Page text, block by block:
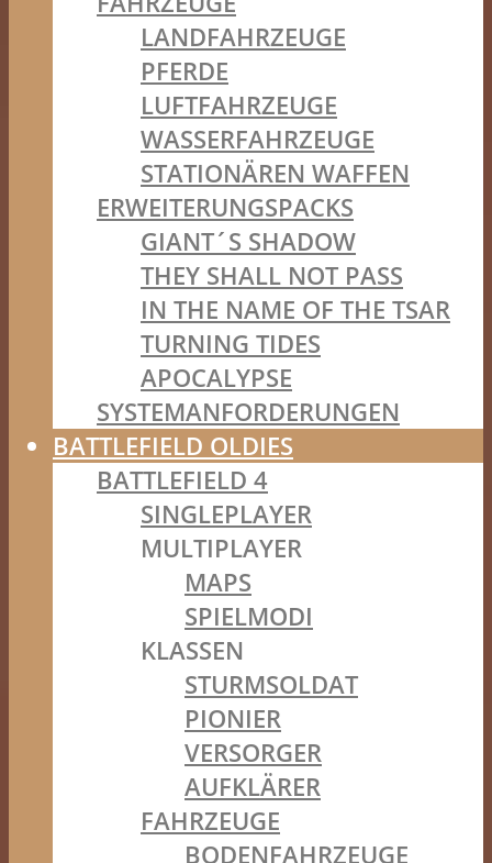
LANDFAHRZEUGE
PFERDE
LUFTFAHRZEUGE
WASSERFAHRZEUGE
STATIONÄREN WAFFEN
ERWEITERUNGSPACKS
GIANT´S SHADOW
THEY SHALL NOT PASS
IN THE NAME OF THE TSAR
TURNING TIDES
APOCALYPSE
SYSTEMANFORDERUNGEN
BATTLEFIELD OLDIES
BATTLEFIELD 4
SINGLEPLAYER
MULTIPLAYER
MAPS
SPIELMODI
KLASSEN
STURMSOLDAT
PIONIER
VERSORGER
AUFKLÄRER
FAHRZEUGE
BODENFAHRZEUGE